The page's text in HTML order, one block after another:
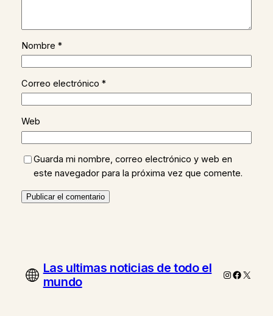
Nombre *
Correo electrónico *
Web
Guarda mi nombre, correo electrónico y web en
este navegador para la próxima vez que comente.
Las ultimas noticias de todo el
mundo
Instagram
X